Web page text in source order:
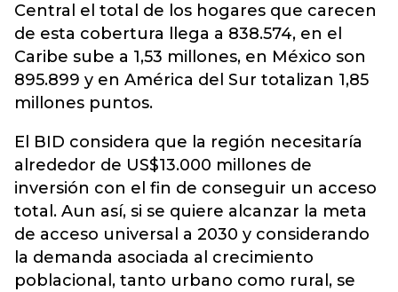
Central el total de los hogares que carecen
de esta cobertura llega a 838.574, en el
Caribe sube a 1,53 millones, en México son
895.899 y en América del Sur totalizan 1,85
millones puntos.
El BID considera que la región necesitaría
alrededor de US$13.000 millones de
inversión con el fin de conseguir un acceso
total. Aun así, si se quiere alcanzar la meta
de acceso universal a 2030 y considerando
la demanda asociada al crecimiento
poblacional, tanto urbano como rural, se